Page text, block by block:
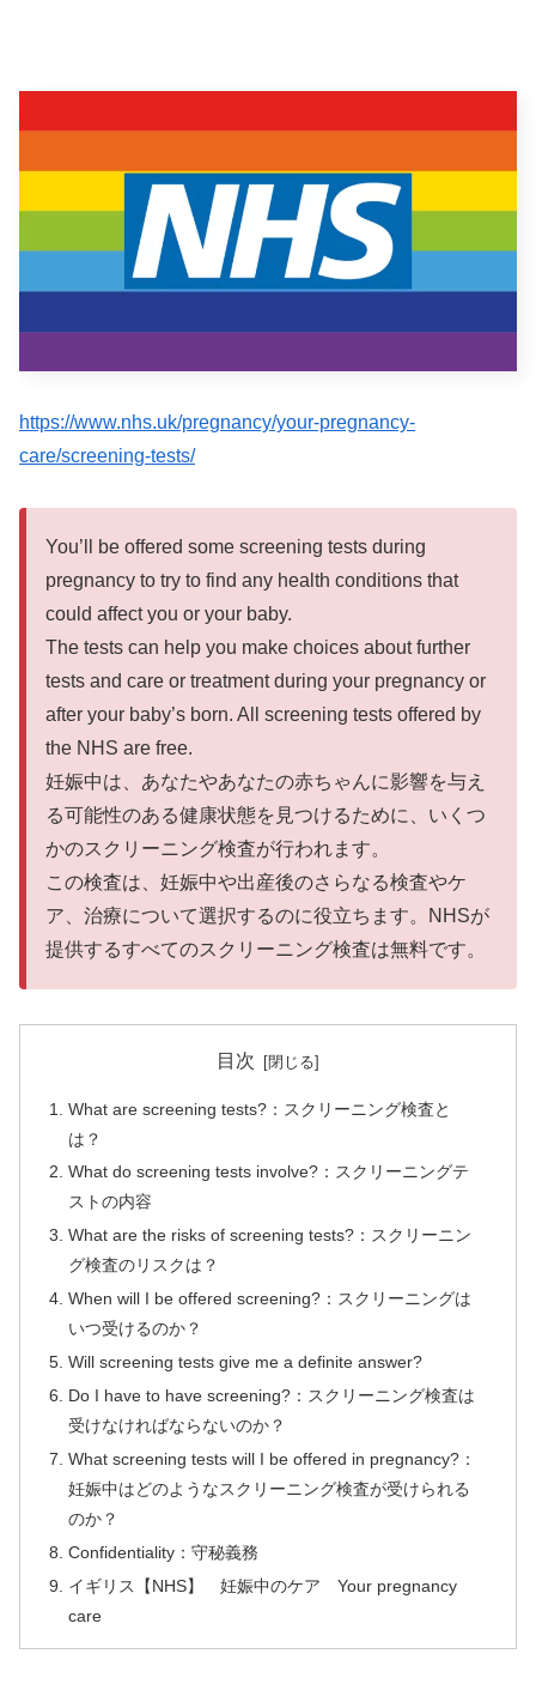
https://www.nhs.uk/pregnancy/your-pregnancy-
care/screening-tests/
You’ll be offered some screening tests during
pregnancy to try to find any health conditions that
could affect you or your baby.
The tests can help you make choices about further
tests and care or treatment during your pregnancy or
after your baby’s born. All screening tests offered by
the NHS are free.
妊娠中は、あなたやあなたの赤ちゃんに影響を与え
る可能性のある健康状態を見つけるために、いくつ
かのスクリーニング検査が行われます。
この検査は、妊娠中や出産後のさらなる検査やケ
ア、治療について選択するのに役立ちます。NHSが
提供するすべてのスクリーニング検査は無料です。
目次
What are screening tests?：スクリーニング検査と
は？
What do screening tests involve?：スクリーニングテ
ストの内容
What are the risks of screening tests?：スクリーニン
グ検査のリスクは？
When will I be offered screening?：スクリーニングは
いつ受けるのか？
Will screening tests give me a definite answer?
Do I have to have screening?：スクリーニング検査は
受けなければならないのか？
What screening tests will I be offered in pregnancy?：
妊娠中はどのようなスクリーニング検査が受けられる
のか？
Confidentiality：守秘義務
イギリス【NHS】 妊娠中のケア Your pregnancy
care